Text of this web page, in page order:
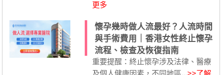
更多
懷孕幾時做人流最好？人流時間
與手術費用｜香港女性終止懷孕
流程、檢查及恢復指南
重要提醒：終止懷孕涉及法律、醫療
及個人健康因素，不同地區...>>了解